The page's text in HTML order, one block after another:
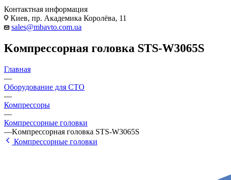
Контактная информация
Киев, пр. Академика Королёва, 11
sales@mbavto.com.ua
Koмпpeccopнaя гoлoвкa STS-W3065S
Главная
—
Оборудование для СТО
—
Компрессоры
—
Компрессорные головки
—Koмпpeccopнaя гoлoвкa STS-W3065S
Компрессорные головки